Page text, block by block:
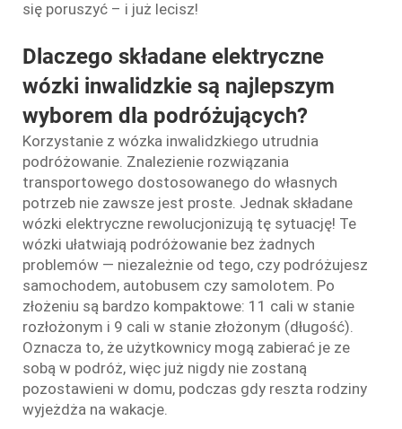
się poruszyć – i już lecisz!
Dlaczego składane elektryczne
wózki inwalidzkie są najlepszym
wyborem dla podróżujących?
Korzystanie z wózka inwalidzkiego utrudnia
podróżowanie. Znalezienie rozwiązania
transportowego dostosowanego do własnych
potrzeb nie zawsze jest proste. Jednak składane
wózki elektryczne rewolucjonizują tę sytuację! Te
wózki ułatwiają podróżowanie bez żadnych
problemów — niezależnie od tego, czy podróżujesz
samochodem, autobusem czy samolotem. Po
złożeniu są bardzo kompaktowe: 11 cali w stanie
rozłożonym i 9 cali w stanie złożonym (długość).
Oznacza to, że użytkownicy mogą zabierać je ze
sobą w podróż, więc już nigdy nie zostaną
pozostawieni w domu, podczas gdy reszta rodziny
wyjeżdża na wakacje.